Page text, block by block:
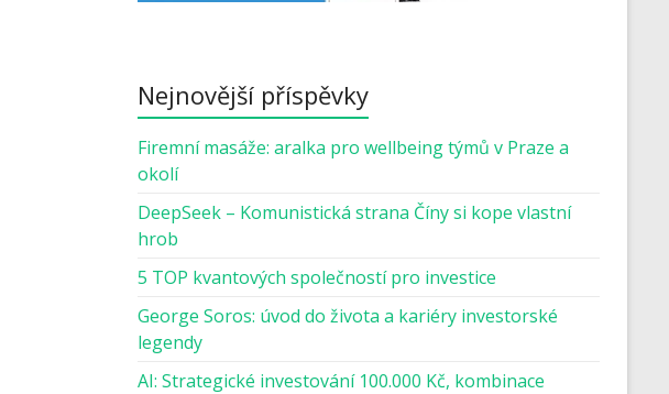
Nejnovější příspěvky
Firemní masáže: aralka pro wellbeing týmů v Praze a
okolí
DeepSeek – Komunistická strana Číny si kope vlastní
hrob
5 TOP kvantových společností pro investice
George Soros: úvod do života a kariéry investorské
legendy
AI: Strategické investování 100.000 Kč, kombinace